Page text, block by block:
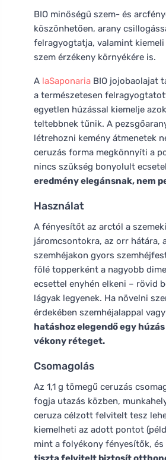
BIO minőségű szem- és
köszönhetően, arany
felragyogtatja, valamint
szem érzékeny környékére is.
A laSaponaria BIO jojobaolajat
a természetesen
egyetlen húzással kiemelje
teltebbnek tűnik. A
létrehozni kemény átmenetek
ceruzás forma megkönnyíti a
nincs szükség bonyolult
eredmény elegánsnak, nem
Használat
A fényesítőt az arctól a
járomcsontokra, az orr hátára,
szemhéjakon gyors
fölé topperként a nagyobb
ecsettel enyhén elkeni – rövid
lágyak legyenek. Ha növelni
érdekében szemhéjalappal
hatáshoz elegendő egy
vékony réteget.
Csomagolás
Az 1,1 g tömegű ceruzás
fogja utazás közben,
ceruza célzott felvitelt tesz
kiemelheti az adott pontot
mint a folyékony fényesítők,